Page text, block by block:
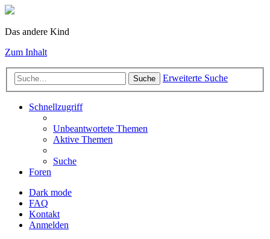
Das andere Kind
Zum Inhalt
Suche Erweiterte Suche
Schnellzugriff
Unbeantwortete Themen
Aktive Themen
Suche
Foren
Dark mode
FAQ
Kontakt
Anmelden